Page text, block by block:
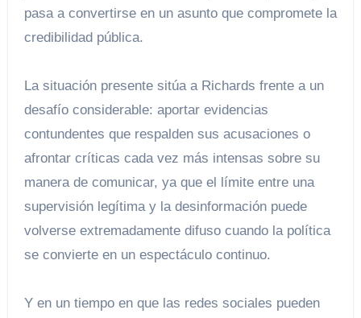
pasa a convertirse en un asunto que compromete la
credibilidad pública.
La situación presente sitúa a Richards frente a un
desafío considerable: aportar evidencias
contundentes que respalden sus acusaciones o
afrontar críticas cada vez más intensas sobre su
manera de comunicar, ya que el límite entre una
supervisión legítima y la desinformación puede
volverse extremadamente difuso cuando la política
se convierte en un espectáculo continuo.
Y en un tiempo en que las redes sociales pueden